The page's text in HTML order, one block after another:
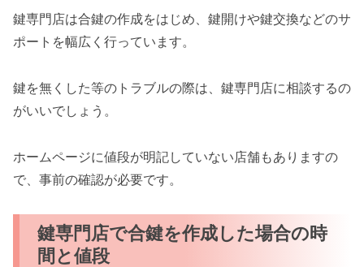
鍵専門店は合鍵の作成をはじめ、鍵開けや鍵交換などのサ
ポートを幅広く行っています。
鍵を無くした等のトラブルの際は、鍵専門店に相談するの
がいいでしょう。
ホームページに値段が明記していない店舗もありますの
で、事前の確認が必要です。
鍵専門店で合鍵を作成した場合の時
間と値段